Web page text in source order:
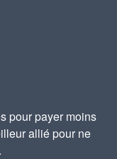
pour payer moins
allié pour ne